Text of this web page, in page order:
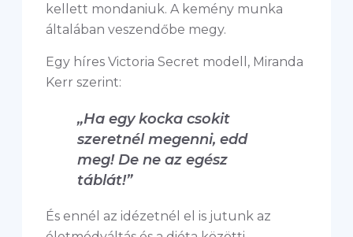
kellett mondaniuk. A kemény munka
általában veszendőbe megy.
Egy híres Victoria Secret modell, Miranda
Kerr szerint:
„Ha egy kocka csokit
szeretnél megenni, edd
meg! De ne az egész
táblát!”
És ennél az idézetnél el is jutunk az